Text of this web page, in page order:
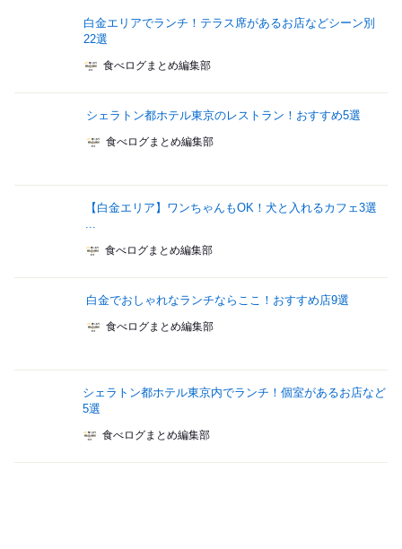
白金エリアでランチ！テラス席があるお店などシーン別
22選
食べログまとめ編集部
シェラトン都ホテル東京のレストラン！おすすめ5選
食べログまとめ編集部
【白金エリア】ワンちゃんもOK！犬と入れるカフェ3選
...
食べログまとめ編集部
白金でおしゃれなランチならここ！おすすめ店9選
食べログまとめ編集部
シェラトン都ホテル東京内でランチ！個室があるお店など
5選
食べログまとめ編集部